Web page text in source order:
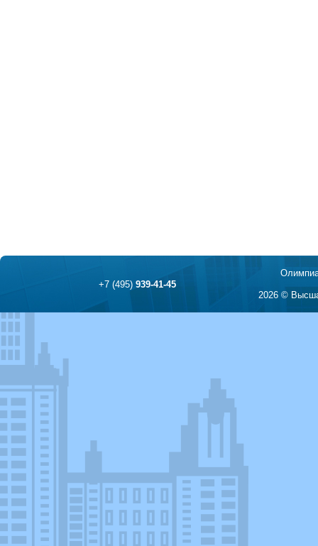
+7 (495)939-41-45
2026 ©